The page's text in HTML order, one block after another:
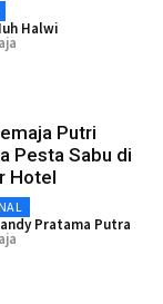
Halwi
Putri
Pesta Sabu di
Hotel
Pratama Putra